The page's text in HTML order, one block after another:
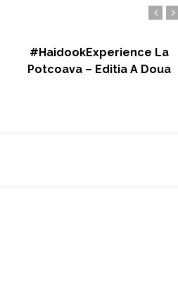
#HaidookExperience La
Potcoava – Editia A Doua